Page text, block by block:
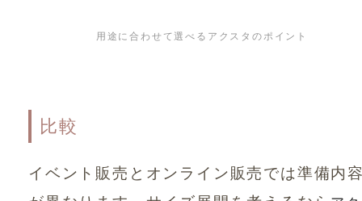
用途に合わせて選べるアクスタのポイント
比較
イベント販売とオンライン販売では準備内